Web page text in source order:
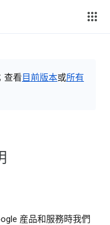
查看 目前版本或所有
産品和服務時我們